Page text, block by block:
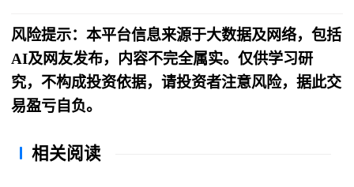
风险提示：本平台信息来源于大数据及网络，包括
AI及网友发布，内容不完全属实。仅供学习研
究，不构成投资依据，请投资者注意风险，据此交
易盈亏自负。
相关阅读